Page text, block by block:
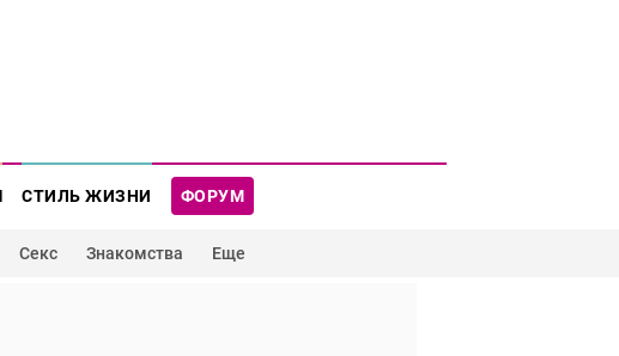
ФОРУМ
СТИЛЬ ЖИЗНИ
Секс Знакомства Еще